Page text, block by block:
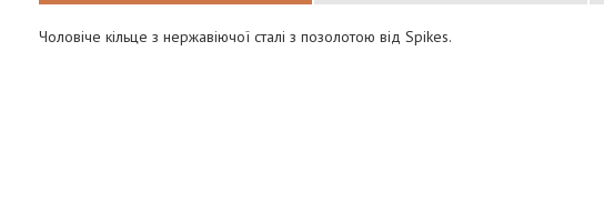
Чоловіче кільце з нержавіючої сталі з позолотою від Spikes.